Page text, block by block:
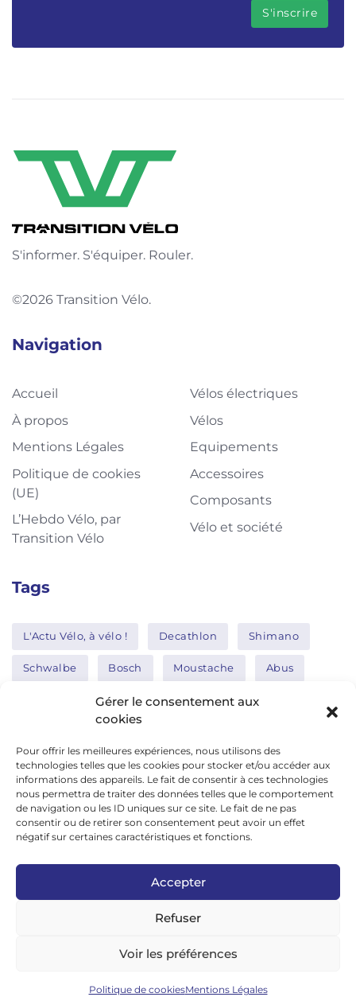
Gérer le consentement aux
cookies
Pour offrir les meilleures expériences, nous utilisons des
technologies telles que les cookies pour stocker et/ou accéder aux
informations des appareils. Le fait de consentir à ces technologies
nous permettra de traiter des données telles que le comportement
de navigation ou les ID uniques sur ce site. Le fait de ne pas
consentir ou de retirer son consentement peut avoir un effet
négatif sur certaines caractéristiques et fonctions.
Accepter
Refuser
Voir les préférences
Politique de cookiesMentions Légales
S'informer. S'équiper. Rouler.
©2026 Transition Vélo.
Navigation
Accueil
À propos
Mentions Légales
Politique de cookies
(UE)
L’Hebdo Vélo, par
Transition Vélo
Vélos électriques
Vélos
Equipements
Accessoires
Composants
Vélo et société
Tags
L'Actu Vélo, à vélo ! Decathlon Shimano
Schwalbe Bosch Moustache Abus
Thule Nakamura
Réseaux sociaux
google news
facebook
twitter